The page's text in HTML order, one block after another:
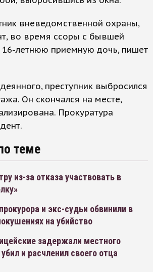
вневедомственной охраны,
во время ссоры с бывшей
летнюю приемную дочь, пишет
преступник выбросился
Он скончался на месте,
Прокуратура
теме
из-за отказа участвовать в
и экс-судьи обвинили в
на убийство
задержали местного
и расчленил своего отца